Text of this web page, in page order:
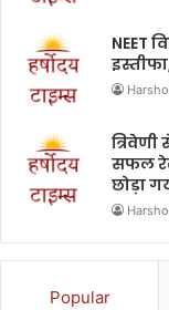
NEET
सफल
छोड़ा
Popular